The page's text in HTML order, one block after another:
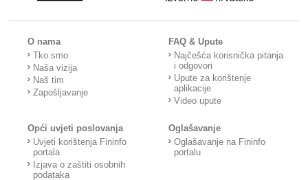
O nama
Tko smo
Naša vizija
Naš tim
Zapošljavanje
FAQ & Upute
Najčešća korisnička pitanja
i odgovori
Upute za korištenje
aplikacije
Video upute
Opći uvjeti poslovanja
Uvjeti korištenja Fininfo
portala
Izjava o zaštiti osobnih
podataka
Oglašavanje
Oglašavanje na Fininfo
portalu